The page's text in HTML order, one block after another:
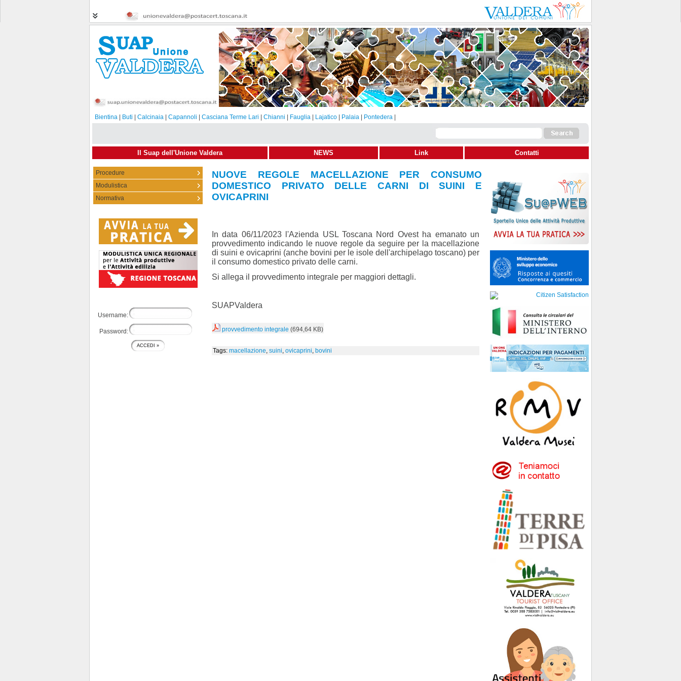
Bientina Buti Calcinaia Capannoli Casciana Terme Lari Chianni Fauglia Lajatico Palaia Pontedera
Il Suap dell'Unione Valdera NEWS Link Contatti
Procedure
Modulistica
Normativa
Username:
Password:
NUOVE REGOLE MACELLAZIONE PER CONSUMO
DOMESTICO PRIVATO DELLE CARNI DI SUINI E
OVICAPRINI
06-11-2023 Condividi
In data 06/11/2023 l'Azienda USL Toscana Nord Ovest ha emanato un
provvedimento indicando le nuove regole da seguire per la macellazione
di suini e ovicaprini (anche bovini per le isole dell'archipelago toscano) per
il consumo domestico privato delle carni.
Si allega il provvedimento integrale per maggiori dettagli.
SUAPValdera
provvedimento integrale (694,64 KB)
Tags: macellazione, suini, ovicaprini, bovini